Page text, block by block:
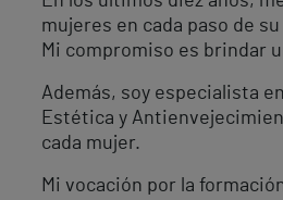
mujeres en cada paso de
Mi compromiso es brindar
Además, soy especialista
Estética y
cada mujer.
Mi vocación por la